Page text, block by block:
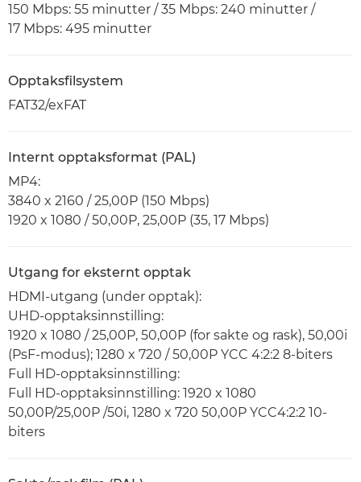
150 Mbps: 55 minutter / 35 Mbps: 240 minutter /
17 Mbps: 495 minutter
Opptaksfilsystem
FAT32/exFAT
Internt opptaksformat (PAL)
MP4:
3840 x 2160 / 25,00P (150 Mbps)
1920 x 1080 / 50,00P, 25,00P (35, 17 Mbps)
Utgang for eksternt opptak
HDMI-utgang (under opptak):
UHD-opptaksinnstilling:
1920 x 1080 / 25,00P, 50,00P (for sakte og rask), 50,00i
(PsF-modus); 1280 x 720 / 50,00P YCC 4:2:2 8-biters
Full HD-opptaksinnstilling:
Full HD-opptaksinnstilling: 1920 x 1080
50,00P/25,00P /50i, 1280 x 720 50,00P YCC4:2:2 10-
biters